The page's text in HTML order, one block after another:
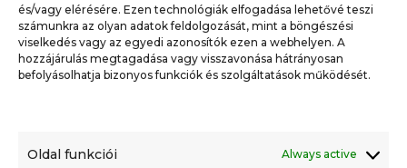
és/vagy elérésére. Ezen technológiák elfogadása lehetővé teszi
számunkra az olyan adatok feldolgozását, mint a böngészési
viselkedés vagy az egyedi azonosítók ezen a webhelyen. A
hozzájárulás megtagadása vagy visszavonása hátrányosan
befolyásolhatja bizonyos funkciók és szolgáltatások működését.
Oldal funkciói Always active
Péntek: 08:30-15:30